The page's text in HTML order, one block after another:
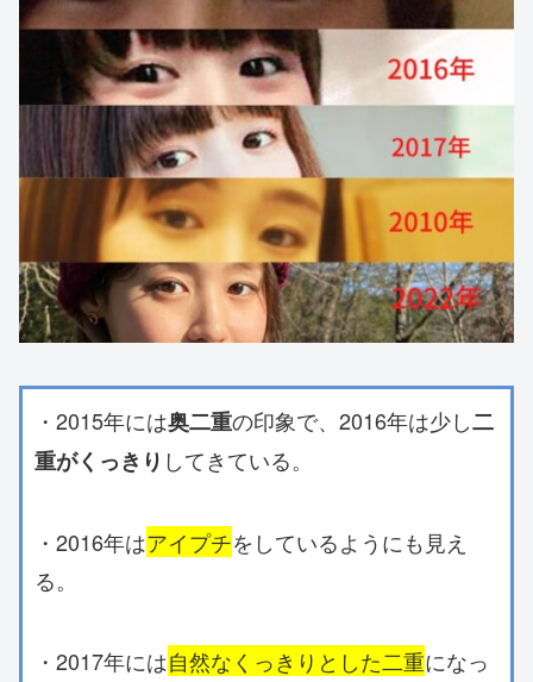
・2015年には奥二重の印象で、2016年は少し二
重がくっきり してきている。
・2016年はアイプチをしているようにも見え
る。
・2017年には自然なくっきりとした二重になっ